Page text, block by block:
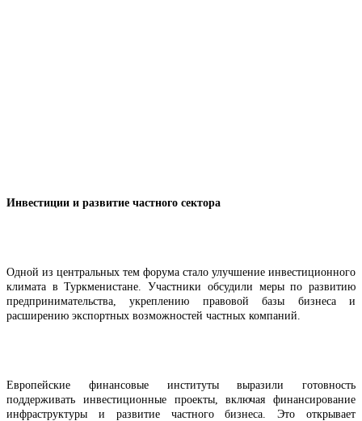
Инвестиции и развитие частного сектора
Одной из центральных тем форума стало улучшение инвестиционного
климата в Туркменистане. Участники обсудили меры по развитию
предпринимательства, укреплению правовой базы бизнеса и
расширению экспортных возможностей частных компаний.
Европейские финансовые институты выразили готовность
поддерживать инвестиционные проекты, включая финансирование
инфраструктуры и развитие частного бизнеса. Это открывает